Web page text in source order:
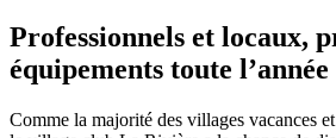
Professionnels et locaux,
équipements toute l’année
Comme la majorité des villages vacances